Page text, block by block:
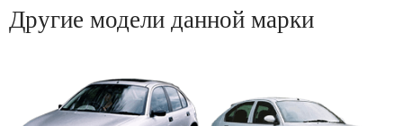
Другие модели данной марки